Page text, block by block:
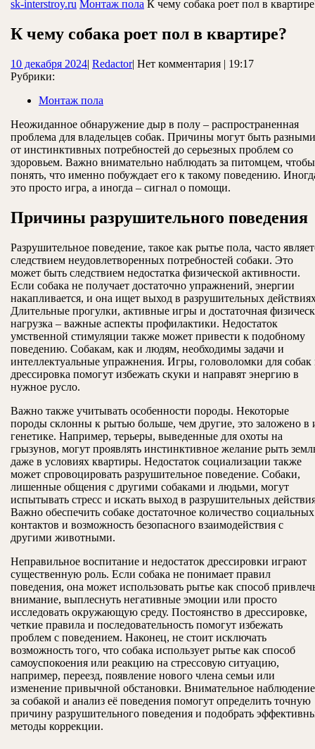
sk-interstroy.ru Монтаж пола К чему собака роет пол в
К чему собака роет пол в квартире?
10 декабря 202410
| RedactorRedactor
| Нет комментария | 19:17
Рубрики:
Монтаж пола
Неожиданное обнаружение дыр в полу – распространенная
проблема для владельцев собак. Причины могут быть
от инстинктивных потребностей до серьезных проблем со
здоровьем. Важно внимательно наблюдать за питомцем, чтобы
понять, что именно побуждает его к такому поведению.
это просто игра, а иногда – сигнал о помощи.
Причины разрушительного поведения
Разрушительное поведение, такое как рытье пола, часто
следствием неудовлетворенных потребностей собаки. Это
может быть следствием недостатка физической активности.
Если собака не получает достаточно упражнений, энергии
накапливается, и она ищет выход в разрушительных
Длительные прогулки, активные игры и достаточная
нагрузка – важные аспекты профилактики. Недостаток
умственной стимуляции также может привести к подобному
поведению. Собакам, как и людям, необходимы задачи и
интеллектуальные упражнения. Игры, головоломки для собак
дрессировка помогут избежать скуки и направят энергию в
нужное русло.
Важно также учитывать особенности породы. Некоторые
породы склонны к рытью больше, чем другие, это заложено в
генетике. Например, терьеры, выведенные для охоты на
грызунов, могут проявлять инстинктивное желание рыть
даже в условиях квартиры. Недостаток социализации также
может спровоцировать разрушительное поведение. Собаки,
лишенные общения с другими собаками и людьми, могут
испытывать стресс и искать выход в разрушительных
Важно обеспечить собаке достаточное количество социальных
контактов и возможность безопасного взаимодействия с
другими животными.
Неправильное воспитание и недостаток дрессировки играют
существенную роль. Если собака не понимает правил
поведения, она может использовать рытье как способ
внимание, выплеснуть негативные эмоции или просто
исследовать окружающую среду. Постоянство в дрессировке,
четкие правила и последовательность помогут избежать
проблем с поведением. Наконец, не стоит исключать
возможность того, что собака использует рытье как способ
самоуспокоения или реакцию на стрессовую ситуацию,
например, переезд, появление нового члена семьи или
изменение привычной обстановки. Внимательное наблюдение
за собакой и анализ её поведения помогут определить точную
причину разрушительного поведения и подобрать
методы коррекции.